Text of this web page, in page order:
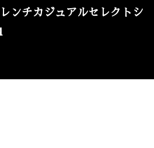
ンチカジュアルセレクトシ